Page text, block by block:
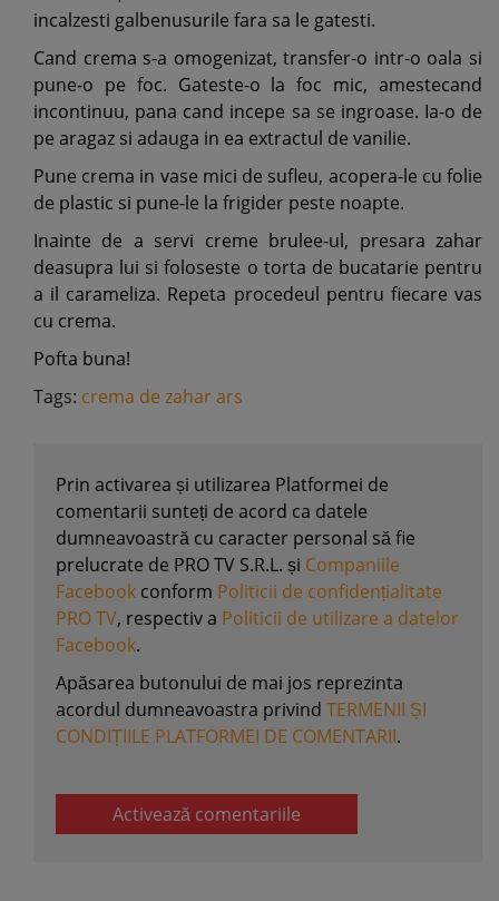
incalzesti galbenusurile fara sa le gatesti.
Cand crema s-a omogenizat, transfer-o intr-o oala si
pune-o pe foc. Gateste-o la foc mic, amestecand
incontinuu, pana cand incepe sa se ingroase. Ia-o de
pe aragaz si adauga in ea extractul de vanilie.
Pune crema in vase mici de sufleu, acopera-le cu folie
de plastic si pune-le la frigider peste noapte.
Inainte de a servi creme brulee-ul, presara zahar
deasupra lui si foloseste o torta de bucatarie pentru
a il carameliza. Repeta procedeul pentru fiecare vas
cu crema.
Pofta buna!
Tags: crema de zahar ars
Prin activarea și utilizarea Platformei de
comentarii sunteți de acord ca datele
dumneavoastră cu caracter personal să fie
prelucrate de PRO TV S.R.L. și Companiile
Facebook conform Politicii de confidențialitate
PRO TV, respectiv a Politicii de utilizare a datelor
Facebook.
Apăsarea butonului de mai jos reprezinta
acordul dumneavoastra privind TERMENII ȘI
CONDIȚIILE PLATFORMEI DE COMENTARII.
Activează comentariile